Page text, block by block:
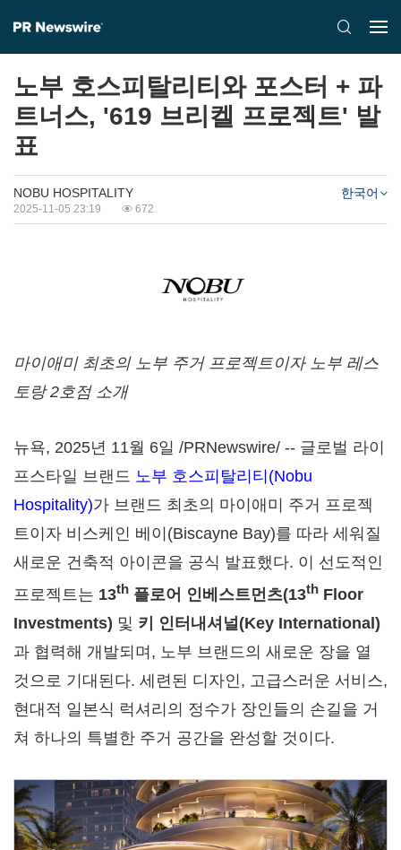
노부 호스피탈리티와 포스터 + 파
트너스, '619 브리켈 프로젝트' 발
표
NOBU HOSPITALITY
2025-11-05 23:19 672
한국어
마이애미 최초의 노부 주거 프로젝트이자 노부 레스
토랑 2호점 소개
뉴욕, 2025년 11월 6일 /PRNewswire/ -- 글로벌 라이
프스타일 브랜드 노부 호스피탈리티(Nobu
Hospitality)가 브랜드 최초의 마이애미 주거 프로젝
트이자 비스케인 베이(Biscayne Bay)를 따라 세워질
새로운 건축적 아이콘을 공식 발표했다. 이 선도적인
프로젝트는 13th 플로어 인베스트먼츠(13th Floor
Investments) 및 키 인터내셔널(Key International )
과 협력해 개발되며, 노부 브랜드의 새로운 장을 열
것으로 기대된다. 세련된 디자인, 고급스러운 서비스,
현대적 일본식 럭셔리의 정수가 장인들의 손길을 거
쳐 하나의 특별한 주거 공간을 완성할 것이다.